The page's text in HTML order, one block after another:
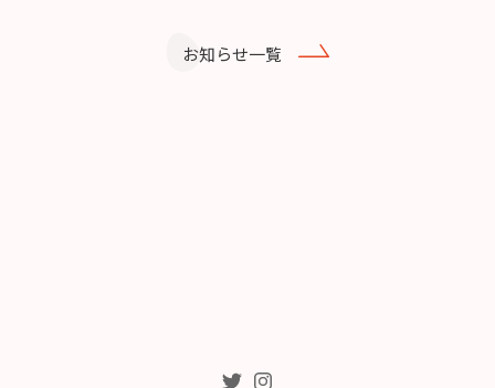
お知らせ一覧